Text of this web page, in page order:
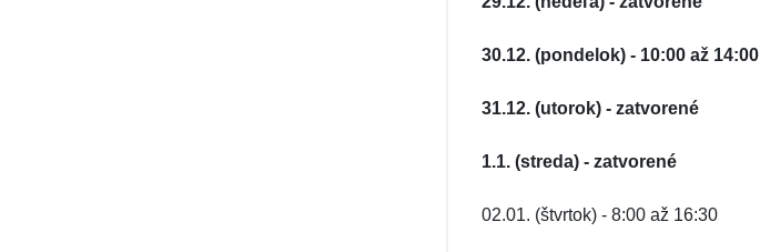
30.12. (pondelok) - 10:00 až 14:00
31.12. (utorok) - zatvorené
1.1. (streda) - zatvorené
02.01. (štvrtok) - 8:00 až 16:30